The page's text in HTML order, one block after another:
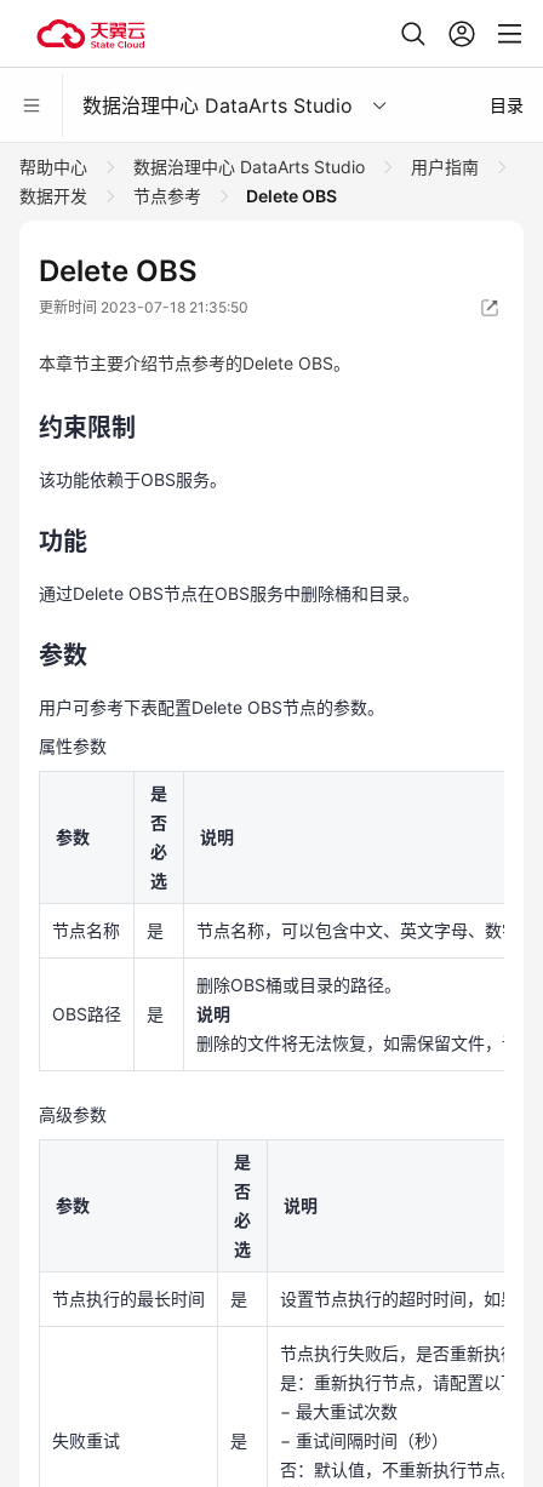
数据治理中心 DataArts Studio 目录
帮助中心 数据治理中心 DataArts Studio
用户指南
数据开发
节点参考 Delete OBS
Delete OBS
更新时间 2023-07-18 21:35:50
本章节主要介绍节点参考的Delete OBS。
约束限制
该功能依赖于OBS服务。
功能
通过Delete OBS节点在OBS服务中删除桶和目录。
参数
用户可参考下表配置Delete OBS节点的参数。
属性参数
参数
是
否
必
选
说明
节点名称 是 节点名称，可以包含中文、英文字母、数字、
OBS路径 是
删除OBS桶或目录的路径。
说明
删除的文件将无法恢复，如需保留文件，请
高级参数
参数
是
否
必
选
说明
节点执行的最长时间 是 设置节点执行的超时时间，如果
失败重试 是
节点执行失败后，是否重新执行节
是：重新执行节点，请配置以下参
− 最大重试次数
− 重试间隔时间（秒）
否：默认值，不重新执行节点。